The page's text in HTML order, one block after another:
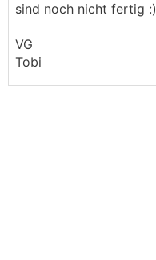
sind noch nicht fertig :)
VG
Tobi